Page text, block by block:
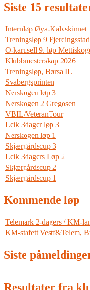
Siste 15
Internløp Øya-Kalvskinnet
Treningsløp 9 Fjerdingsstad
O-karusell 9. løp
Klubbmesterskap 2026
Treningsløp, Børsa IL
Svabergsprinten
Nerskogen løp 3
Nerskogen 2 Gregosen
VBIL/VeteranTour
Leik 3dager løp 3
Nerskogen løp 1
Skjærgårdscup 3
Leik 3dagers Løp 2
Skjærgårdscup 2
Skjærgårdscup 1
Kommende løp
Telemark 2-dagers / KM-
KM-stafett Vestf&Telem,
Siste
Resultater fra